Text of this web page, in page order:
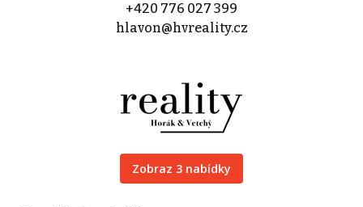
+420 776 027 399
hlavon@hvreality.cz
Zobraz 3 nabídky